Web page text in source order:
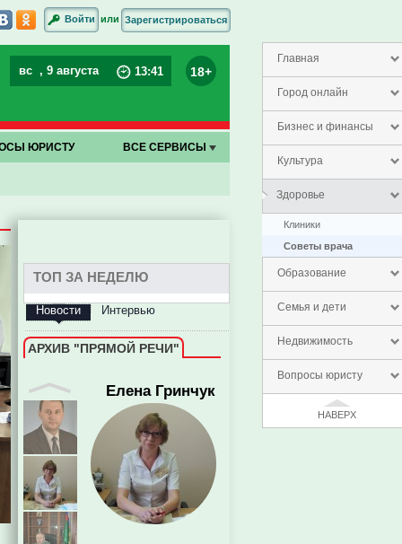
Главная
Город онлайн
Бизнес и финансы
Культура
Здоровье
Клиники
Советы врача
Образование
Семья и дети
Недвижимость
Вопросы юристу
НАВЕРХ
Войти или Зарегистрироваться
вс , 9 августа 13:41 18+
ЮРИСТУ ВСЕ СЕРВИСЫ
ТОП ЗА НЕДЕЛЮ
Новости Интервью
АРХИВ "ПРЯМОЙ РЕЧИ"